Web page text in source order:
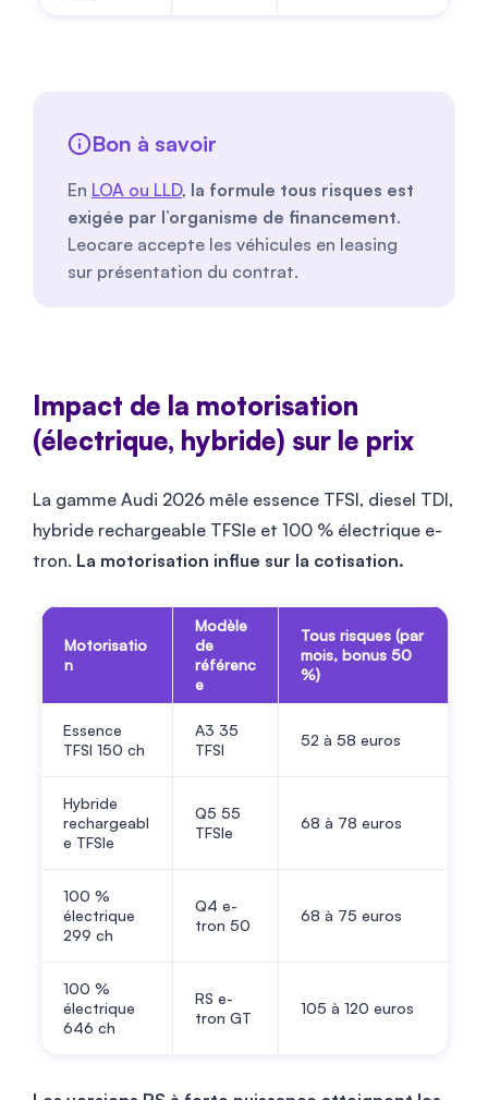
Bon à savoir
En LOA ou LLD, la formule tous risques est
exigée par l’organisme de financement.
Leocare accepte les véhicules en leasing
sur présentation du contrat.
Impact de la motorisation
(électrique, hybride) sur le prix
La gamme Audi 2026 mêle essence TFSI, diesel TDI,
hybride rechargeable TFSIe et 100 % électrique e-
tron. La motorisation influe sur la cotisation.
Motorisatio
n
Modèle
de
référenc
e
Tous risques (par
mois, bonus 50
%)
Essence
TFSI 150 ch
A3 35
TFSI
52 à 58 euros
Hybride
rechargeabl
e TFSIe
Q5 55
TFSIe
68 à 78 euros
100 %
électrique
299 ch
Q4 e-
tron 50
68 à 75 euros
100 %
électrique
646 ch
RS e-
tron GT
105 à 120 euros